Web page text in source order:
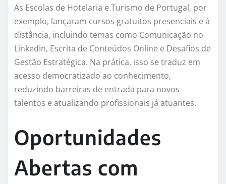
As Escolas de Hotelaria e Turismo de Portugal, por
exemplo, lançaram cursos gratuitos presenciais e à
distância, incluindo temas como Comunicação no
LinkedIn, Escrita de Conteúdos Online e Desafios de
Gestão Estratégica. Na prática, isso se traduz em
acesso democratizado ao conhecimento,
reduzindo barreiras de entrada para novos
talentos e atualizando profissionais já atuantes.
Oportunidades
Abertas com